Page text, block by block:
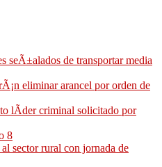
seÃ±alados de transportar media
eliminar arancel por orden de
lÃ­der criminal solicitado por
8
sector rural con jornada de